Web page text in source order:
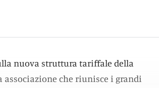
nuova struttura tariffale della
che riunisce i grandi